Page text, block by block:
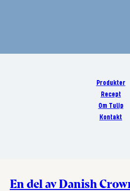
Produkter
Recept
Om Tulip
Kontakt
En del av Danish